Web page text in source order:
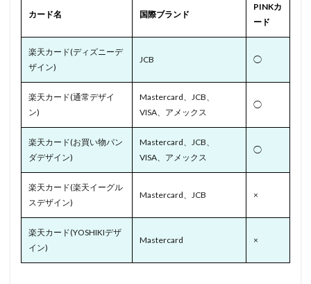
カード名 国際ブランド
PINKカ
ード
楽天カード(ディズニーデ
ザイン)
JCB ◯
楽天カード(通常デザイ
ン)
Mastercard、JCB、
VISA、アメックス
◯
楽天カード(お買い物パン
ダデザイン)
Mastercard、JCB、
VISA、アメックス
◯
楽天カード(楽天イーグル
スデザイン)
Mastercard、JCB ×
楽天カード(YOSHIKIデザ
イン)
Mastercard ×